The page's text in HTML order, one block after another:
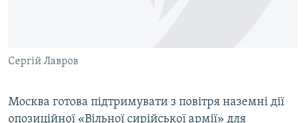
УКРАЇНСЬКА ПРОБЛЕМА КРИМУ
Сергій Лавров
Москва готова підтримувати з повітря наземні дії
опозиційної «Вільної сирійської армії» для